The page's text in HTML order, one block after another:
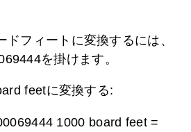
フィートに変換するには、
を掛けます。
feetに変換する:
1000 board feet =